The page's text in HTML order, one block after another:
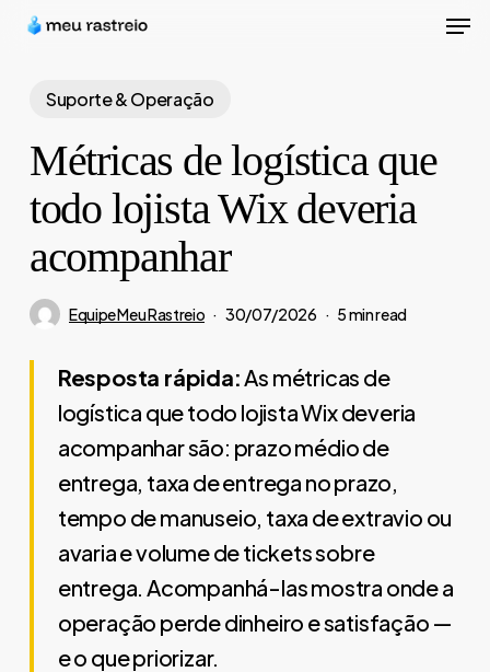
Skip
content
Suporte & Operação
Métricas de logística que
todo lojista Wix deveria
acompanhar
Equipe Meu Rastreio 30/07/2026 5 min read
Resposta rápida: As métricas de
logística que todo lojista Wix deveria
acompanhar são: prazo médio de
entrega, taxa de entrega no prazo,
tempo de manuseio, taxa de extravio ou
avaria e volume de tickets sobre
entrega. Acompanhá-las mostra onde a
operação perde dinheiro e satisfação —
e o que priorizar.